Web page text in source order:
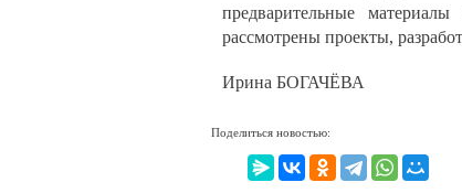
предварительные
рассмотрены проекты,
Ирина БОГАЧЁВА
Поделиться новостью: